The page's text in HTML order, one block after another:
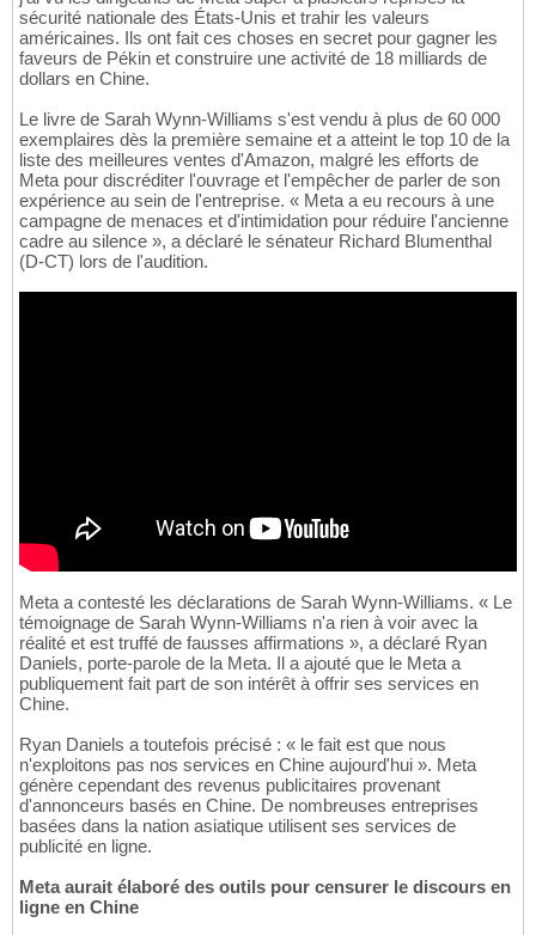
sécurité nationale des États-Unis et trahir les valeurs
américaines. Ils ont fait ces choses en secret pour gagner les
faveurs de Pékin et construire une activité de 18 milliards de
dollars en Chine.
Le livre de Sarah Wynn-Williams s'est vendu à plus de 60 000
exemplaires dès la première semaine et a atteint le top 10 de la
liste des meilleures ventes d'Amazon, malgré les efforts de
Meta pour discréditer l'ouvrage et l'empêcher de parler de son
expérience au sein de l'entreprise. « Meta a eu recours à une
campagne de menaces et d'intimidation pour réduire l'ancienne
cadre au silence », a déclaré le sénateur Richard Blumenthal
(D-CT) lors de l'audition.
Meta a contesté les déclarations de Sarah Wynn-Williams. « Le
témoignage de Sarah Wynn-Williams n'a rien à voir avec la
réalité et est truffé de fausses affirmations », a déclaré Ryan
Daniels, porte-parole de la Meta. Il a ajouté que le Meta a
publiquement fait part de son intérêt à offrir ses services en
Chine.
Ryan Daniels a toutefois précisé : « le fait est que nous
n'exploitons pas nos services en Chine aujourd'hui ». Meta
génère cependant des revenus publicitaires provenant
d'annonceurs basés en Chine. De nombreuses entreprises
basées dans la nation asiatique utilisent ses services de
publicité en ligne.
Meta aurait élaboré des outils pour censurer le discours en
ligne en Chine